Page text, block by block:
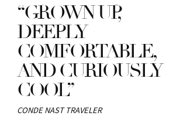
“GROWN UP,
DEEPLY
COMFORTABLE,
AND CURIOUSLY
COOL”
CONDE NAST TRAVELER